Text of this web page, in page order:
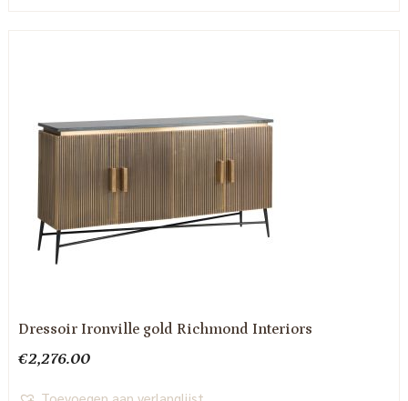
Dressoir Ironville gold Richmond Interiors
€2,276.00